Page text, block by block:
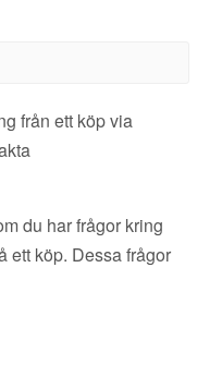
från ett köp via
du har frågor kring
ett köp. Dessa frågor